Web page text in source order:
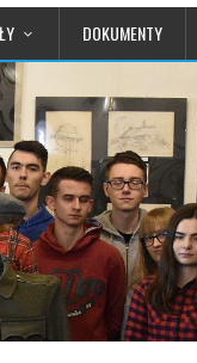
DOKUMENTY